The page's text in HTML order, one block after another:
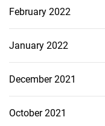
February 2022
January 2022
December 2021
October 2021